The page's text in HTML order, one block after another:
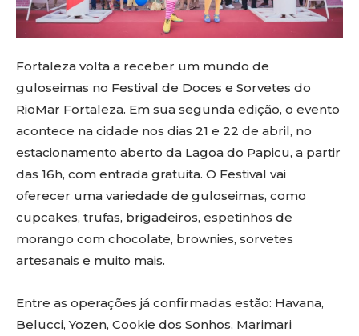
Fortaleza volta a receber um mundo de
guloseimas no Festival de Doces e Sorvetes do
RioMar Fortaleza. Em sua segunda edição, o evento
acontece na cidade nos dias 21 e 22 de abril, no
estacionamento aberto da Lagoa do Papicu, a partir
das 16h, com entrada gratuita. O Festival vai
oferecer uma variedade de guloseimas, como
cupcakes, trufas, brigadeiros, espetinhos de
morango com chocolate, brownies, sorvetes
artesanais e muito mais.
Entre as operações já confirmadas estão: Havana,
Belucci, Yozen, Cookie dos Sonhos, Marimari